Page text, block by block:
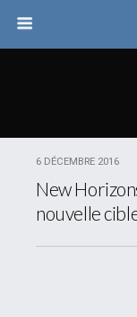
6 DÉCEMBRE 2016
New
nouvelle